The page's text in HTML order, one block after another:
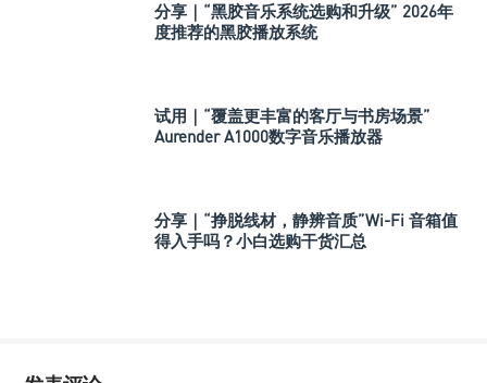
分享｜“黑胶音乐系统选购和升级” 2026年
度推荐的黑胶播放系统
试用｜“覆盖更丰富的客厅与书房场景”
Aurender A1000数字音乐播放器
分享｜“挣脱线材，静辨音质”Wi-Fi 音箱值
得入手吗？小白选购干货汇总